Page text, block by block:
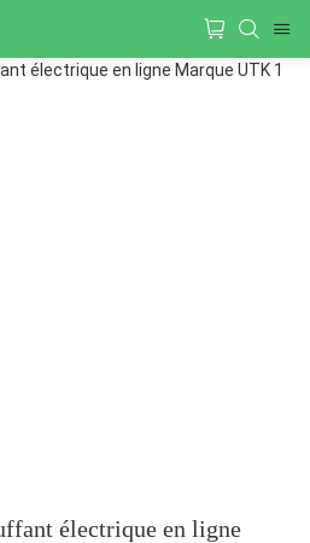
électrique en ligne